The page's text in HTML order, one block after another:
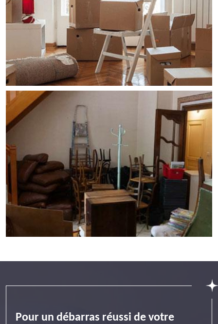
Pour un débarras réussi de votre